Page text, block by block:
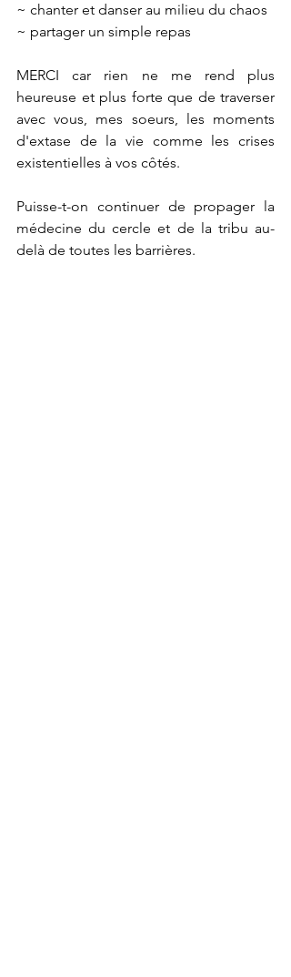
~ chanter et danser au milieu du chaos
~ partager un simple repas
MERCI car rien ne me rend plus
heureuse et plus forte que de traverser
avec vous, mes soeurs, les moments
d'extase de la vie comme les crises
existentielles à vos côtés.
Puisse-t-on continuer de propager la
médecine du cercle et de la tribu au-
delà de toutes les barrières.